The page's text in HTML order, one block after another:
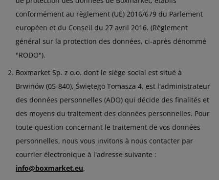
conformément au règlement (UE) 2016/679 du Parlement
européen et du Conseil du 27 avril 2016. (Règlement
général sur la protection des données, ci-après dénommé
"RODO").
Boxmarket Sp. z o.o. dont le siège social est situé à
Brwinów (05-840), Świętego Tomasza 4, est l'administrateur
des données personnelles (ADO) qui décide des finalités et
des moyens du traitement des données personnelles. Pour
toute question concernant le traitement de vos données
personnelles, nous vous invitons à nous contacter par
courrier électronique à l'adresse suivante :
info@boxmarket.eu.